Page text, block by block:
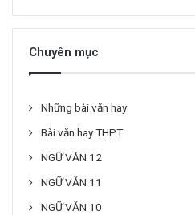
Chuyên mục
Những bài văn hay
Bài văn hay THPT
NGỮ VĂN 12
NGỮ VĂN 11
NGỮ VĂN 10